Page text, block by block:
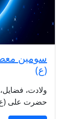
سومین
(ع)
ولادت،
حضرت علی